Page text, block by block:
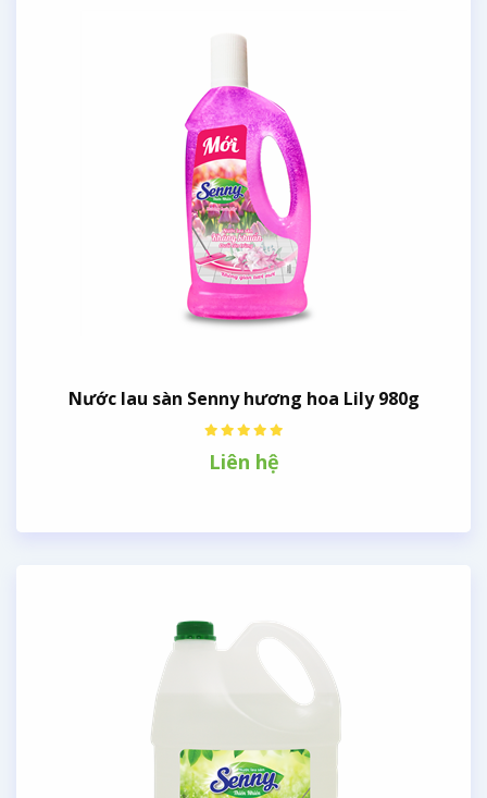
Nước lau sàn Senny hương hoa Lily 980g
Liên hệ